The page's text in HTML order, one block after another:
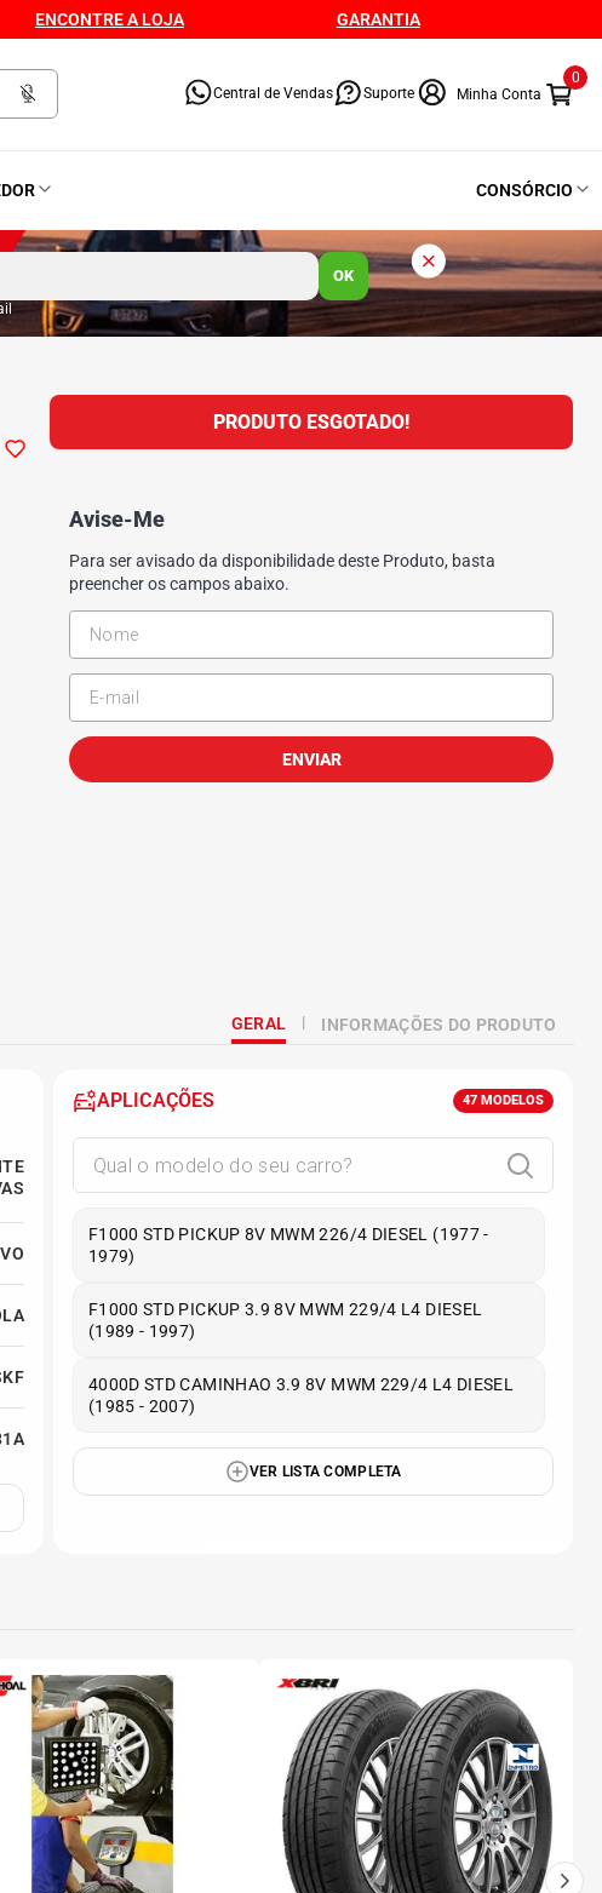
ENCONTRE A LOJA GARANTIA
Central de Vendas Suporte
0
CONSÓRCIO
OK
PRODUTO ESGOTADO!
Avise-Me
Para ser avisado da disponibilidade deste Produto, basta
preencher os campos abaixo.
ENVIAR
GERAL INFORMAÇÕES DO PRODUTO
APLICAÇÕES 47 MODELOS
F1000 STD PICKUP 8V MWM 226/4 DIESEL (1977 -
1979)
F1000 STD PICKUP 3.9 8V MWM 229/4 L4 DIESEL
(1989 - 1997)
4000D STD CAMINHAO 3.9 8V MWM 229/4 L4 DIESEL
(1985 - 2007)
VER LISTA COMPLETA